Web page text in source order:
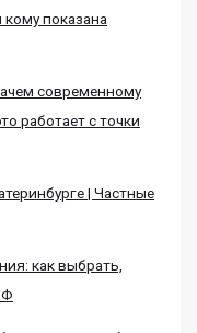
кому показана
современному
работает с точки
| Частные
как выбрать,